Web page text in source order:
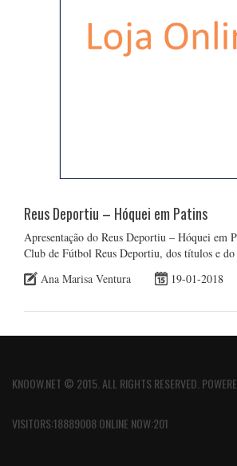
Reus Deportiu – Hóquei em Patins
Apresentação do Reus Deportiu – Hóquei em
Club de Fútbol Reus Deportiu, dos títulos e
Ana Marisa Ventura
19-01-2018
KNOOW.NET © 2015. ALL RIGHTS RESERVED.
VISITORS:18889008 ONLINE NOW:201